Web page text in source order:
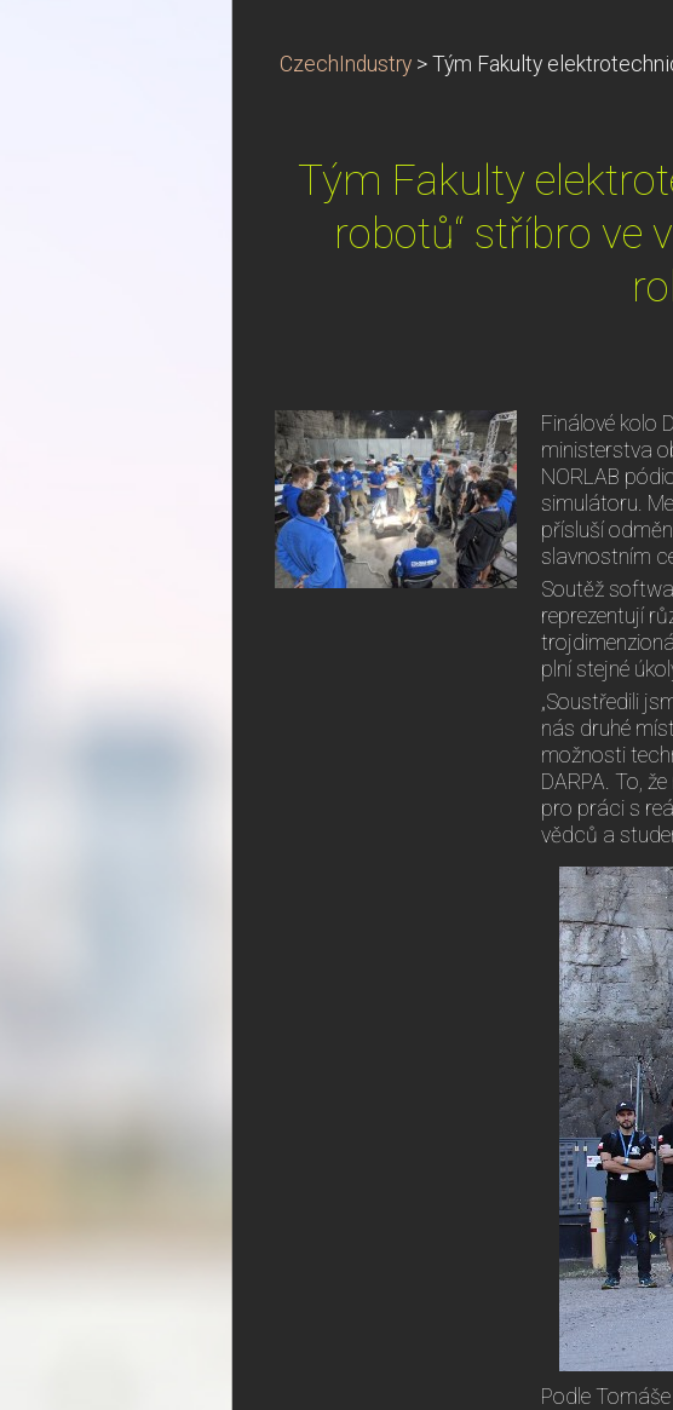
CzechIndustry > Tým Fakulty
Tým Fakulty
robotů“ stříbro ve
Finálové kolo
ministerstva
NORLAB
simulátoru.
přísluší
slavnostním
Soutěž
reprezentují
plní stejné
„Soustředili
nás druhé
možnosti
DARPA. To,
pro práci s
vědců a
Podle